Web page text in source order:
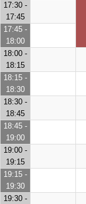
17:30 -
17:45
17:45 -
18:00
18:00 -
18:15
18:15 -
18:30
18:30 -
18:45
18:45 -
19:00
19:00 -
19:15
19:15 -
19:30
19:30 -